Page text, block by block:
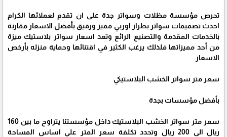
تحرص مؤسسة مظلات وسواتر جدة على ان تقدم لعملائها الكرام
احدث تصميمات سواتر بطراز اوربي مميز ورقيق بأفضل الاسعار مقارنة
بالخدمات المقدمة والتصنيع الرائع وتعد اسعار سواتر بلاستيك ميزة
من أحد مميزاتها فلذلك يرغب الكثير في اقتنائها وحماية منزله بأرخص
الاسعار
سعر متر سواتر الخشب البلاستيكي
بأفضل مؤسسات بجدة
سعر متر سواتر الخشب البلاستيك داخل مؤسستنا يتراوح ما بين 160
ريال الى 200 ريال وتحدد تكلفة سعر المتر علي اساس المساحة